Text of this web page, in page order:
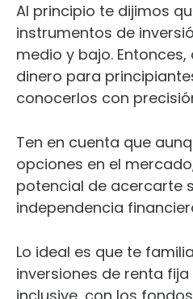
Al principio te dijimos
instrumentos de
medio y bajo.
dinero para
conocerlos con
Ten en cuenta que
opciones en el
potencial de acercarte
independencia
Lo ideal es que te
inversiones de renta